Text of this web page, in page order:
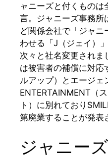
ャニーズと付くものは
言。ジャニーズ事務所
ど関係会社で「ジャニ
わせる「J（ジェイ）
次々と社名変更されま
は被害者の補償に対応
ルアップ）とエージェ
ENTERTAINMENT（
ト）に別れており
第廃業することが発表
ジャニー